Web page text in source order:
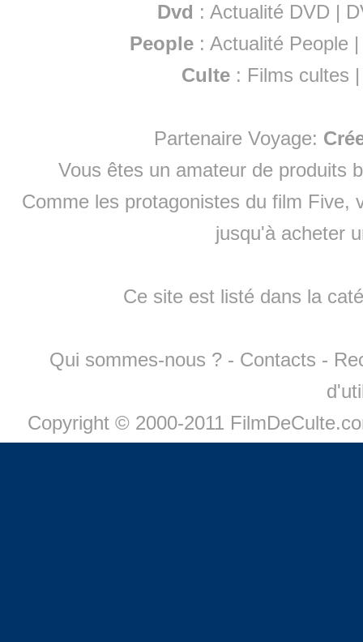
Dvd : Actualité DVD |
People :Actualité People
Culte : Films cultes
Partenaire Voyage:
Vous êtes un amateur de produits
Comme les protagonistes du film Five,
jusqu'à acheter
Ce site est listé dans la
Qui sommes-nous ? - Contacts -
Copyright © 2000-2011